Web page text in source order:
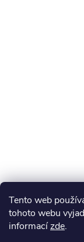
Tento web
tohoto webu
informacízde.